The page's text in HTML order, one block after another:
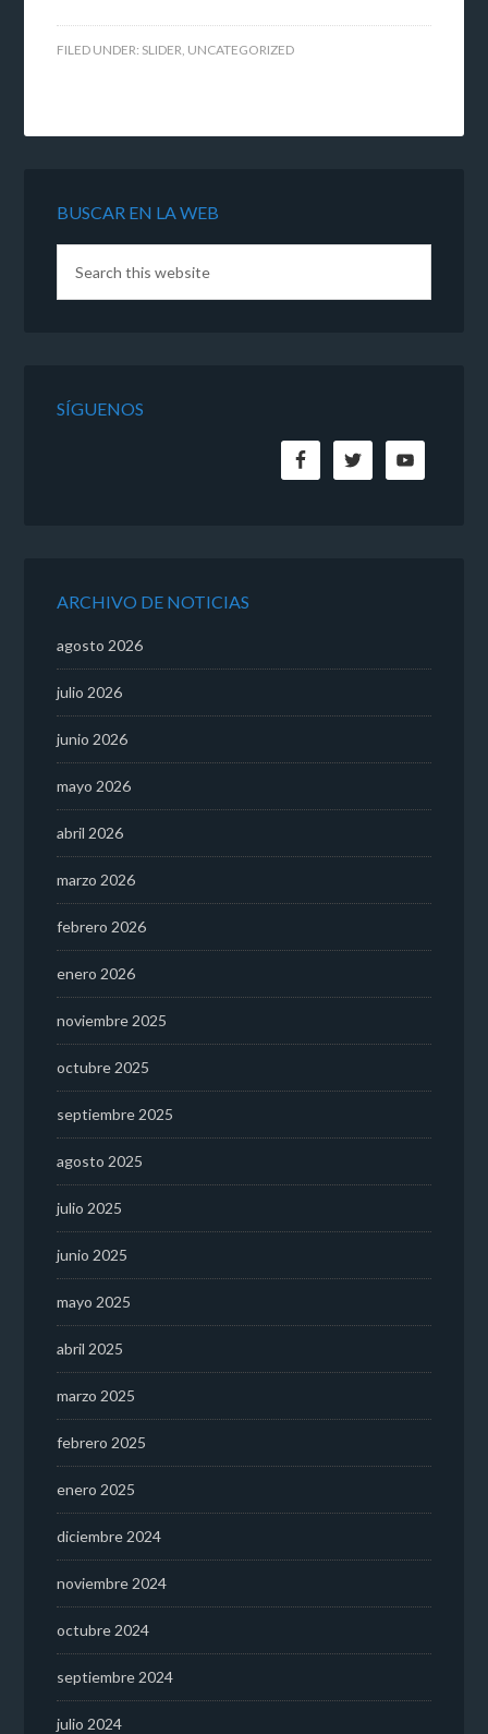
FILED UNDER: SLIDER, UNCATEGORIZED
BUSCAR EN LA WEB
SÍGUENOS
ARCHIVO DE NOTICIAS
agosto 2026
julio 2026
junio 2026
mayo 2026
abril 2026
marzo 2026
febrero 2026
enero 2026
noviembre 2025
octubre 2025
septiembre 2025
agosto 2025
julio 2025
junio 2025
mayo 2025
abril 2025
marzo 2025
febrero 2025
enero 2025
diciembre 2024
noviembre 2024
octubre 2024
septiembre 2024
julio 2024